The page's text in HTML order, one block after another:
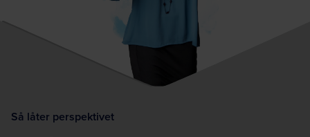
Så låter perspektivet